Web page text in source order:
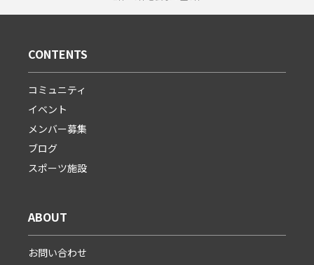
CONTENTS
コミュニティ
イベント
メンバー募集
ブログ
スポーツ施設
ABOUT
お問い合わせ